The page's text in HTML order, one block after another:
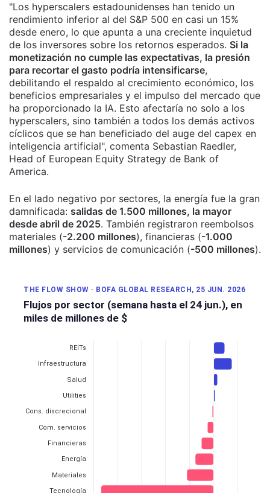
"Los hyperscalers estadounidenses han tenido un
rendimiento inferior al del S&P 500 en casi un 15%
desde enero, lo que apunta a una creciente inquietud
de los inversores sobre los retornos esperados. Si la
monetización no cumple las expectativas, la presión
para recortar el gasto podría intensificarse,
debilitando el respaldo al crecimiento económico, los
beneficios empresariales y el impulso del mercado que
ha proporcionado la IA. Esto afectaría no solo a los
hyperscalers, sino también a todos los demás activos
cíclicos que se han beneficiado del auge del capex en
inteligencia artificial", comenta Sebastian Raedler,
Head of European Equity Strategy de Bank of
America.
En el lado negativo por sectores, la energía fue la gran
damnificada: salidas de 1.500 millones, la mayor
desde abril de 2025. También registraron reembolsos
materiales (-2.200 millones), financieras (-1.000
millones) y servicios de comunicación (-500 millones).
THE FLOW SHOW · BOFA GLOBAL RESEARCH, 25 JUN. 2026
Flujos por sector (semana hasta el 24 jun.), en
miles de millones de $